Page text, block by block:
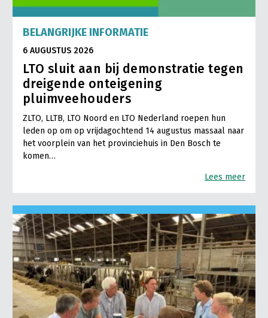
BELANGRIJKE INFORMATIE
6 AUGUSTUS 2026
LTO sluit aan bij demonstratie tegen
dreigende onteigening
pluimveehouders
ZLTO, LLTB, LTO Noord en LTO Nederland roepen hun
leden op om op vrijdagochtend 14 augustus massaal naar
het voorplein van het provinciehuis in Den Bosch te
komen…
Lees meer